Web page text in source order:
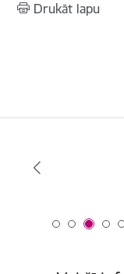
Drukāt lapu